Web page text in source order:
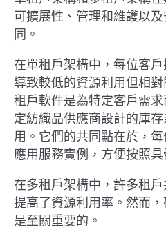
可擴展性、管理和維護以
同。
在單租戶架構中，每位客戶
導致較低的資源利用但相
租戶軟件是為特定客戶需
定紡織品供應商設計的庫
用。它們的共同點在於，
應用服務實例，方便按照具
在多租戶架構中，許多租戶
提高了資源利用率。然而
是至關重要的。